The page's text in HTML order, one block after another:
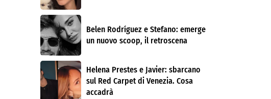
Belen Rodríguez e Stefano: emerge
un nuovo scoop, il retroscena
Helena Prestes e Javier: sbarcano
sul Red Carpet di Venezia. Cosa
accadrà